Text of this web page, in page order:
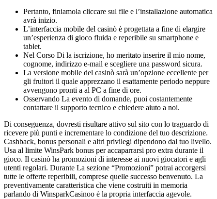
Pertanto, finiamola cliccare sul file e l’installazione automatica
avrà inizio.
L’interfaccia mobile del casinò è progettata a fine di elargire
un’esperienza di gioco fluida e reperibile su smartphone e
tablet.
Nel Corso Di la iscrizione, ho meritato inserire il mio nome,
cognome, indirizzo e-mail e scegliere una password sicura.
La versione mobile del casinò sarà un’opzione eccellente per
gli fruitori il quale apprezzano il esattamente periodo neppure
avvengono pronti a al PC a fine di ore.
Osservando La evento di domande, puoi costantemente
contattare il supporto tecnico e chiedere aiuto a noi.
Di conseguenza, dovresti risultare attivo sul sito con lo traguardo di
ricevere più punti e incrementare lo condizione del tuo descrizione.
Cashback, bonus personali e altri privilegi dipendono dal tuo livello.
Usa al limite WinsPark bonus per accaparrarsi pro extra durante il
gioco. Il casinò ha promozioni di interesse ai nuovi giocatori e agli
utenti regolari. Durante La sezione “Promozioni” potrai accorgersi
tutte le offerte reperibili, comprese quelle successo benvenuto. La
preventivamente caratteristica che viene costruiti in memoria
parlando di WinsparkCasinoo è la propria interfaccia agevole.